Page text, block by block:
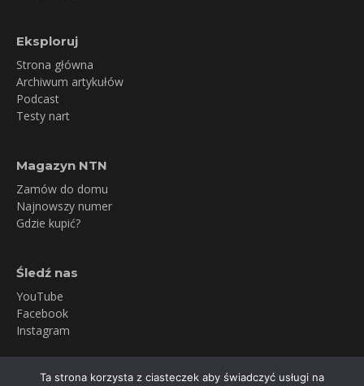
Eksploruj
Strona główna
Archiwum artykułów
Podcast
Testy nart
Magazyn NTN
Zamów do domu
Najnowszy numer
Gdzie kupić?
Śledź nas
YouTube
Facebook
Instagram
InneTa strona korzysta z ciasteczek aby świadczyć usługi na